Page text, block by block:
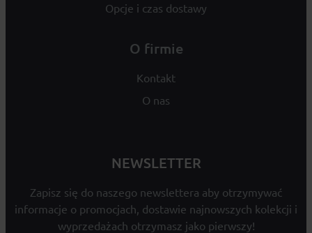
Opcje i czas dostawy
O firmie
Kontakt
O nas
NEWSLETTER
Zapisz się do naszego newslettera aby otrzymywać
informacje o promocjach, dostawie najnowszych kolekcji i
wyprzedażach otrzymasz jako pierwszy!